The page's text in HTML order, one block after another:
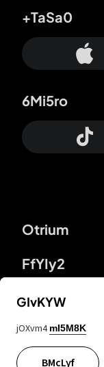
Otrium
FfYIy2
+TaSa0
6Mi5ro
DDcvSo
GIvKYW
jOXvm4 mI5M8K
BMcLyf